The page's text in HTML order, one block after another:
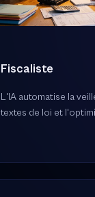
Fiscaliste
L'IA automatise la
textes de loi et